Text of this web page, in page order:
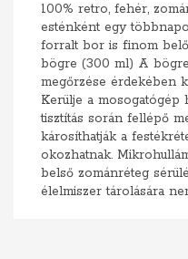
100% retro, fehér,
esténként egy
forralt bor is finom
bögre (300 ml) A
megőrzése érdekében
Kerülje a mosogatógép
tisztítás során fellépő
károsíthatják a
okozhatnak.
belső zománréteg
élelmiszer tárolására